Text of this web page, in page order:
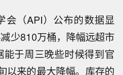
会（API）公布的数据显
少810万桶，降幅远超市
于周三晚些时候得到官
以来的最大降幅。库存的